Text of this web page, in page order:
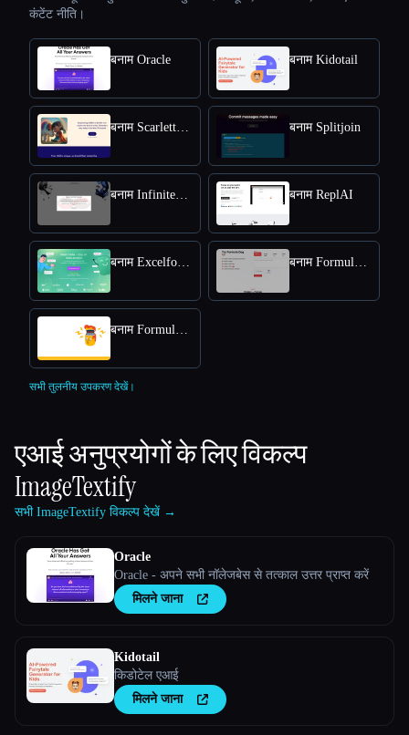
कंटेंट नीति।
बनाम Oracle बनाम Kidotail
बनाम Scarlettpanda बनाम Splitjoin
बनाम Infiniteconversation बनाम ReplAI
बनाम Excelformulabot बनाम Formula Dog
बनाम Formulagod
सभी तुलनीय उपकरण देखें।
एआई अनुप्रयोगों के लिए विकल्प
ImageTextify
सभी ImageTextify विकल्प देखें →
Oracle
Oracle - अपने सभी नॉलेजबेस से तत्काल उत्तर प्राप्त करें
मिलने जाना
Kidotail
किडोटेल एआई
मिलने जाना